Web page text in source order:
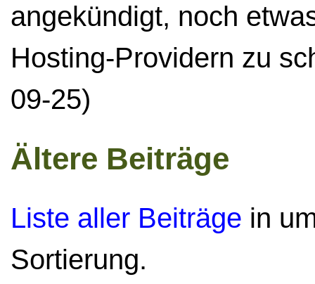
angekündigt, noch
Hosting-Providern zu
09-25)
Ältere Beiträge
Liste aller Beiträge in
Sortierung.